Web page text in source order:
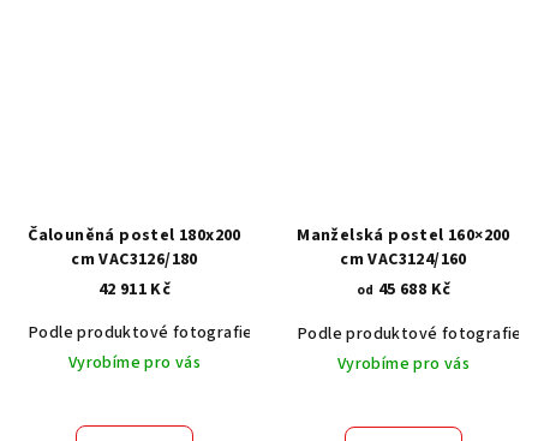
Čalouněná postel 180x200
cm VAC3126/180
42 911 Kč
Podle produktové fotografie
Akát vintage BT1551
Dub světlý
Vyrobíme pro vás
Manželská postel 160×200
cm VAC3124/160
od 45 688 Kč
Podle produktové fotografie
Vyrobíme pro vás